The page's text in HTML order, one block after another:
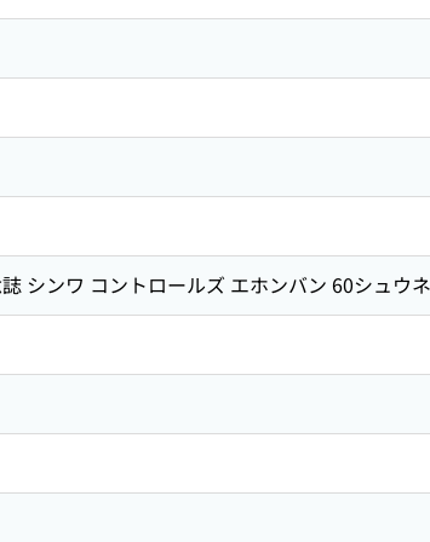
シンワ コントロールズ エホンバン 60シュウ